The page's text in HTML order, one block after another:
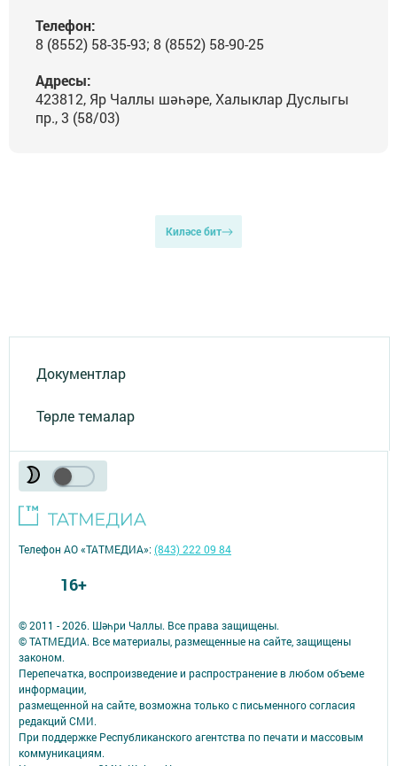
Телефон:
8 (8552) 58-35-93; 8 (8552) 58-90-25
Адресы:
423812, Яр Чаллы шәһәре, Халыклар Дуслыгы
пр., 3 (58/03)
Киләсе бит
Документлар
Төрле темалар
© 2011 - 2026. Шәһри Чаллы. Все права защищены.
© ТАТМЕДИА. Все материалы, размещенные на сайте, защищены
законом.
Перепечатка, воспроизведение и распространение в любом объеме
информации,
размещенной на сайте, возможна только с письменного согласия
редакций СМИ.
При поддержке Республиканского агентства по печати и массовым
коммуникациям.
Телефон АО «ТАТМЕДИА»:(843) 222 09 84
16+